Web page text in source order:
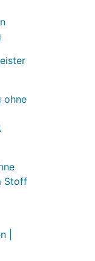
ohne
Stoff
|